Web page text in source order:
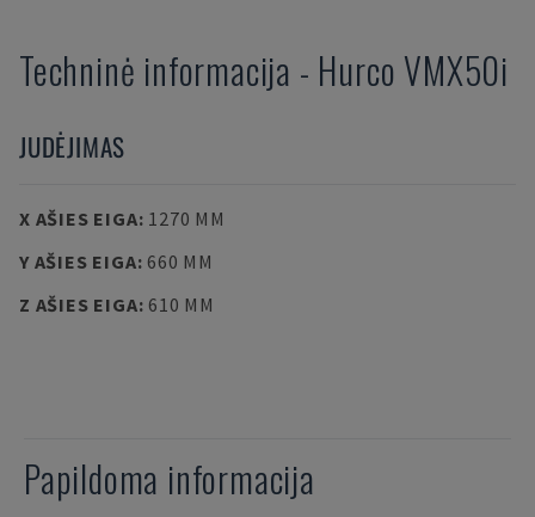
Techninė informacija - Hurco VMX50i
JUDĖJIMAS
X AŠIES EIGA: 1270 MM
Y AŠIES EIGA: 660 MM
Z AŠIES EIGA: 610 MM
Papildoma informacija